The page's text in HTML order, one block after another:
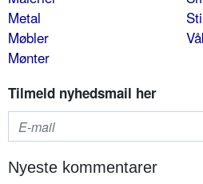
Metal
Møbler
Mønter
Tilmeld nyhedsmail her
Nyeste kommentarer